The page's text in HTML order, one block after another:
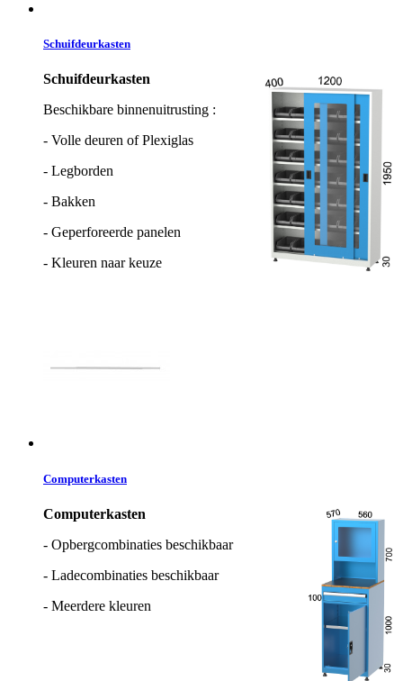
Schuifdeurkasten
Schuifdeurkasten
Beschikbare binnenuitrusting :
- Volle deuren of Plexiglas
- Legborden
- Bakken
- Geperforeerde panelen
- Kleuren naar keuze
Computerkasten
Computerkasten
- Opbergcombinaties beschikbaar
- Ladecombinaties beschikbaar
- Meerdere kleuren